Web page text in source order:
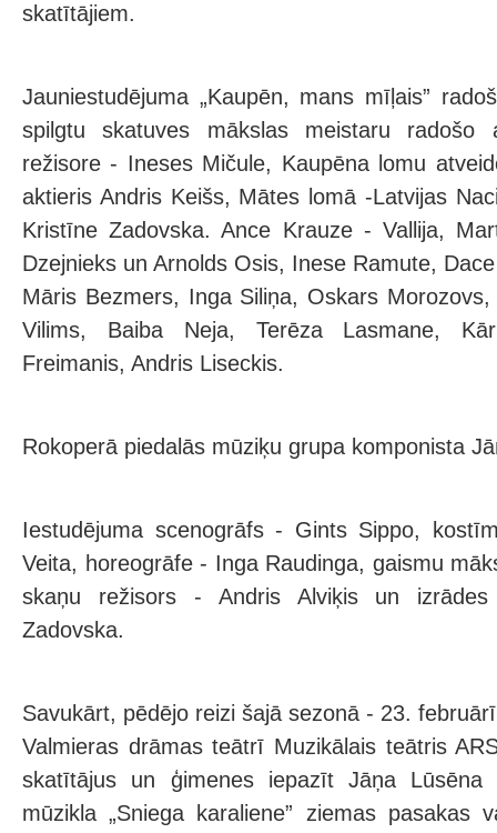
skatītājiem.
Jauniestudējuma „Kaupēn, mans mīļais”
spilgtu skatuves mākslas meistaru radošo
režisore - Ineses Mičule, Kaupēna lomu
aktieris Andris Keišs, Mātes lomā -Latvijas
Kristīne Zadovska. Ance Krauze - Vallija,
Dzejnieks un Arnolds Osis, Inese Ramute,
Māris Bezmers, Inga Siliņa, Oskars
Vilims, Baiba Neja, Terēza Lasmane,
Freimanis, Andris Liseckis.
Rokoperā piedalās mūziķu grupa komponista
Iestudējuma scenogrāfs - Gints Sippo,
Veita, horeogrāfe - Inga Raudinga, gaismu
skaņu režisors - Andris Alviķis un
Zadovska.
Savukārt, pēdējo reizi šajā sezonā - 23.
Valmieras drāmas teātrī Muzikālais teātris
skatītājus un ģimenes iepazīt Jāņa Lūsēna
mūzikla „Sniega karaliene” ziemas pasakas